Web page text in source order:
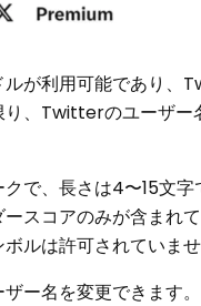
ルが利用可能であり、
り、Twitterのユーザー
で、長さは4〜15文字
ースコアのみが含まれ
ルは許可されていませ
ー名を変更できます